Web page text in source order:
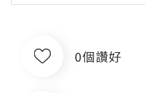
0個讚好